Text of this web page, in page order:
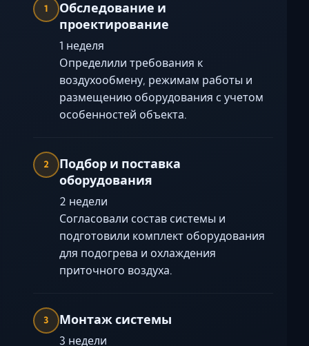
1
Обследование и
проектирование
1 неделя
Определили требования к
воздухообмену, режимам работы и
размещению оборудования с учетом
особенностей объекта.
2
Подбор и поставка
оборудования
2 недели
Согласовали состав системы и
подготовили комплект оборудования
для подогрева и охлаждения
приточного воздуха.
3 Монтаж системы
3 недели